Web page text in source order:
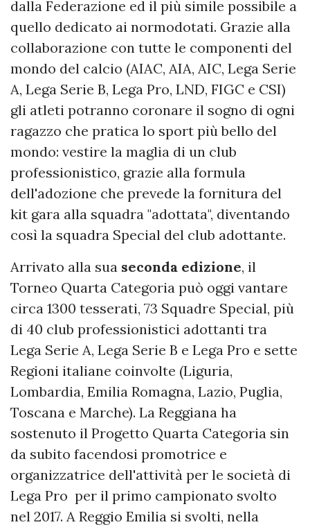
dalla Federazione ed il più simile possibile a
quello dedicato ai normodotati. Grazie alla
collaborazione con tutte le componenti del
mondo del calcio (AIAC, AIA, AIC, Lega Serie
A, Lega Serie B, Lega Pro, LND, FIGC e CSI)
gli atleti potranno coronare il sogno di ogni
ragazzo che pratica lo sport più bello del
mondo: vestire la maglia di un club
professionistico, grazie alla formula
dell'adozione che prevede la fornitura del
kit gara alla squadra "adottata", diventando
così la squadra Special del club adottante.
Arrivato alla sua seconda edizione, il
Torneo Quarta Categoria può oggi vantare
circa 1300 tesserati, 73 Squadre Special, più
di 40 club professionistici adottanti tra
Lega Serie A, Lega Serie B e Lega Pro e sette
Regioni italiane coinvolte (Liguria,
Lombardia, Emilia Romagna, Lazio, Puglia,
Toscana e Marche). La Reggiana ha
sostenuto il Progetto Quarta Categoria sin
da subito facendosi promotrice e
organizzatrice dell'attività per le società di
Lega Pro per il primo campionato svolto
nel 2017. A Reggio Emilia si svolti, nella